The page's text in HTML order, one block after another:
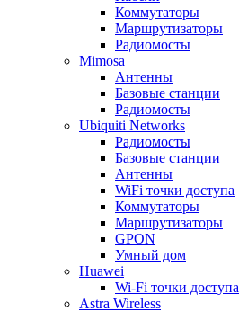
Коммутаторы
Маршрутизаторы
Радиомосты
Mimosa
Антенны
Базовые станции
Радиомосты
Ubiquiti Networks
Радиомосты
Базовые станции
Антенны
WiFi точки доступа
Коммутаторы
Маршрутизаторы
GPON
Умный дом
Huawei
Wi-Fi точки доступа
Astra Wireless